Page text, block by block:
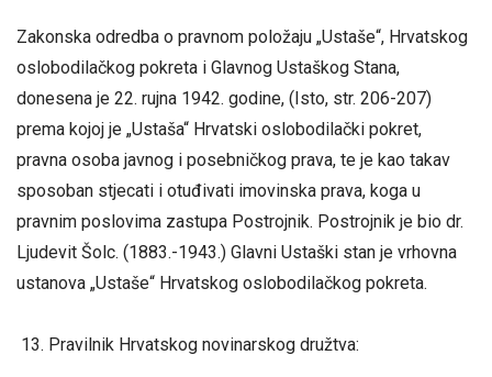
Zakonska odredba o pravnom položaju „Ustaše“, Hrvatskog
oslobodilačkog pokreta i Glavnog Ustaškog Stana,
donesena je 22. rujna 1942. godine, (Isto, str. 206-207)
prema kojoj je „Ustaša“ Hrvatski oslobodilački pokret,
pravna osoba javnog i posebničkog prava, te je kao takav
sposoban stjecati i otuđivati imovinska prava, koga u
pravnim poslovima zastupa Postrojnik. Postrojnik je bio dr.
Ljudevit Šolc. (1883.-1943.) Glavni Ustaški stan je vrhovna
ustanova „Ustaše“ Hrvatskog oslobodilačkog pokreta.
Pravilnik Hrvatskog novinarskog družtva: